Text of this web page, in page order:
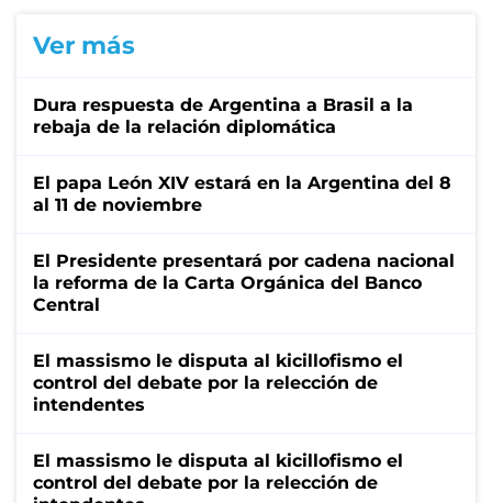
Ver más
Dura respuesta de Argentina a Brasil a la
rebaja de la relación diplomática
El papa León XIV estará en la Argentina del 8
al 11 de noviembre
El Presidente presentará por cadena nacional
la reforma de la Carta Orgánica del Banco
Central
El massismo le disputa al kicillofismo el
control del debate por la relección de
intendentes
El massismo le disputa al kicillofismo el
control del debate por la relección de